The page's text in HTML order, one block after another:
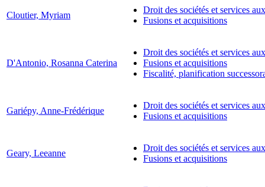
Cloutier, Myriam
Droit des sociétés et services
Fusions et acquisitions
D'Antonio, Rosanna Caterina
Droit des sociétés et services
Fusions et acquisitions
Fiscalité, planification
Gariépy, Anne-Frédérique
Droit des sociétés et services
Fusions et acquisitions
Geary, Leeanne
Droit des sociétés et services
Fusions et acquisitions